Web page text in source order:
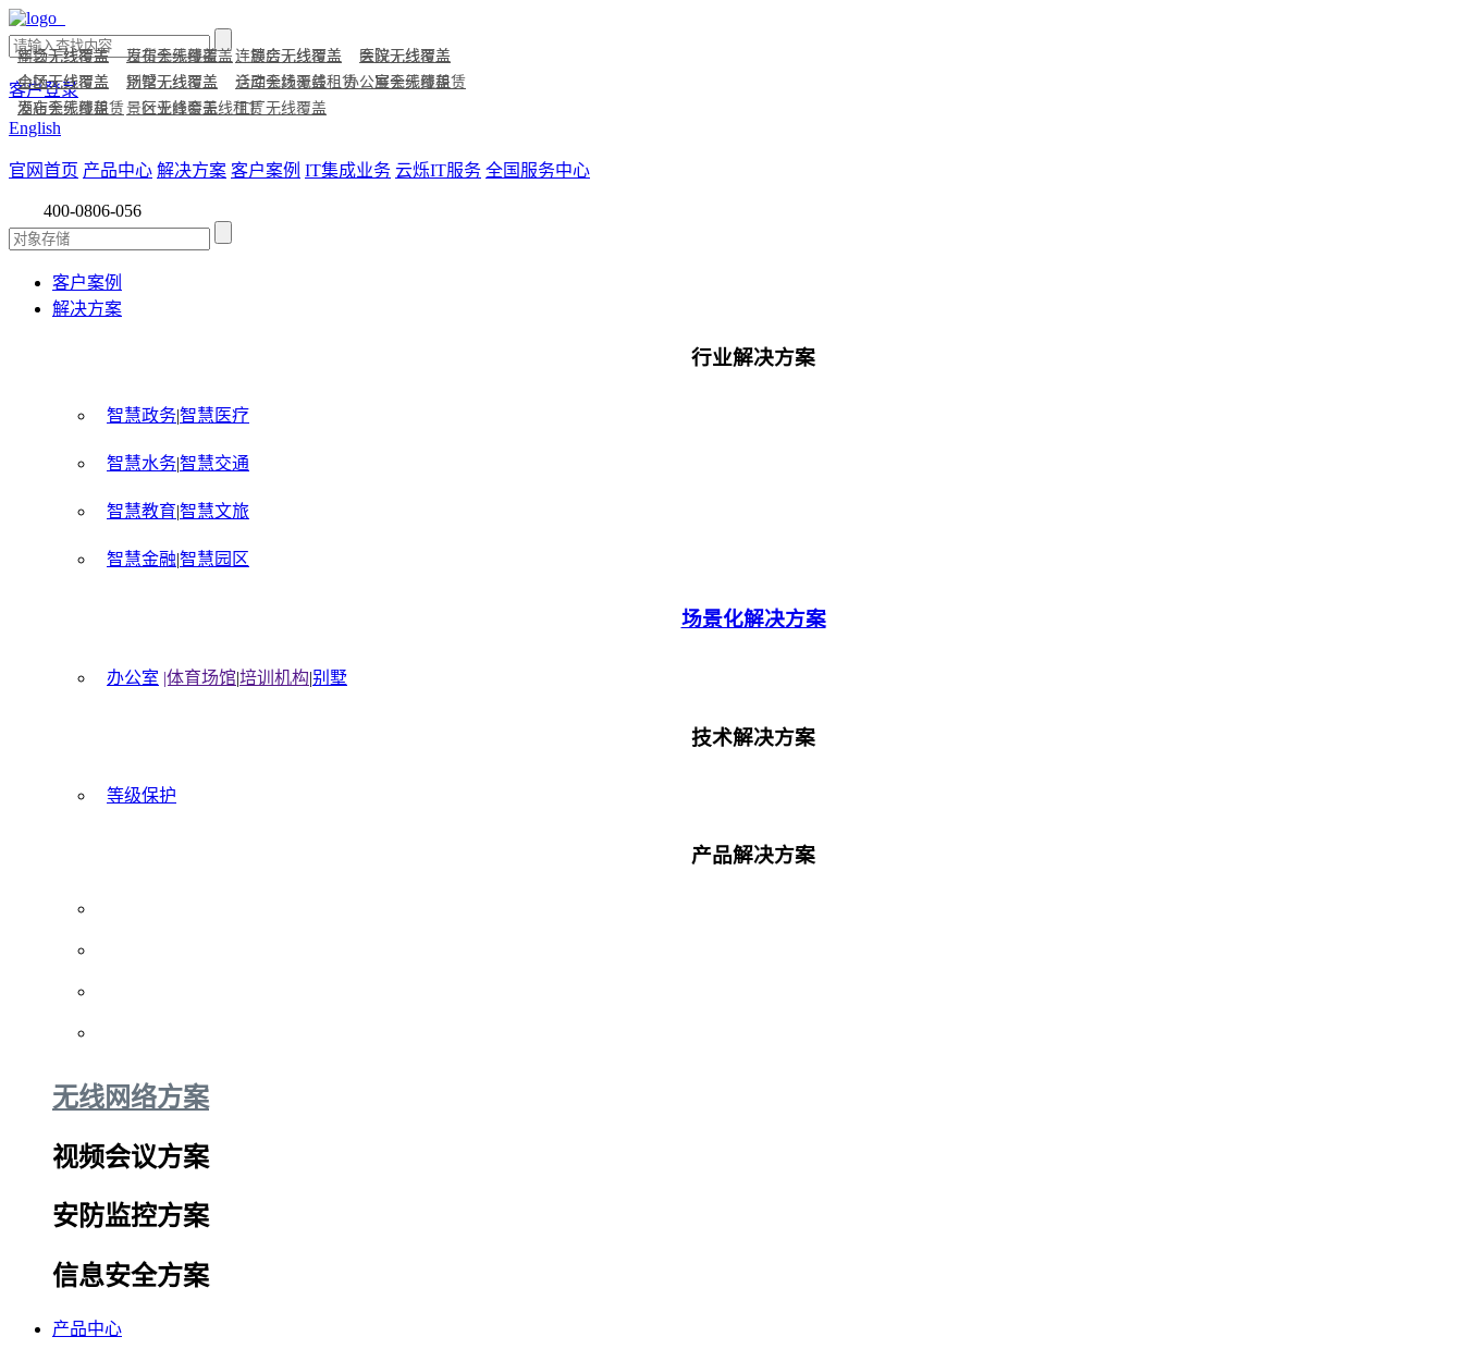
客户登录
English
官网首页 产品中心 解决方案 客户案例 IT集成业务 云烁IT服务 全国服务中心
400-0806-056
客户案例
解决方案
行业解决方案
智慧政务|智慧医疗
智慧水务|智慧交通
智慧教育|智慧文旅
智慧金融|智慧园区
场景化解决方案
办公室 |体育场馆|培训机构|别墅
技术解决方案
等级保护
产品解决方案
无线网络方案
视频会议方案
安防监控方案
信息安全方案
产品中心
商场无线覆盖 百货无线覆盖 连锁店无线覆盖
医院无线覆盖
小区无线覆盖
别墅无线覆盖 仓库无线覆盖
办公室无线覆盖
酒店无线覆盖
景区无线覆盖 工厂无线覆盖
年会无线覆盖 发布会无线覆盖 展会无线覆盖
会议无线覆盖
会场无线覆盖
场馆无线覆盖 活动会场无线租赁
展会无线租赁
发布会无线租赁
行业峰会无线租赁